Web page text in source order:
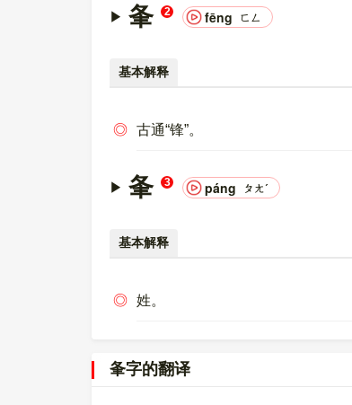
夆 2 fēng ㄈㄥ
基本解释
◎ 古通“锋”。
夆 3 páng ㄆㄤˊ
基本解释
◎ 姓。
夆字的翻译